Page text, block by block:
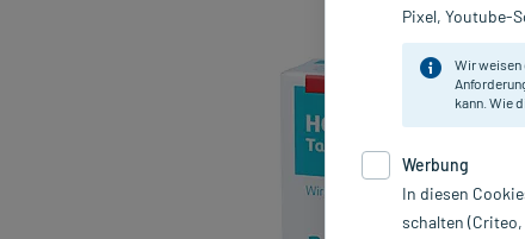
Pixel, Youtube-
Wir weisen
kann. Wie
Werbung
In diesen
schalten